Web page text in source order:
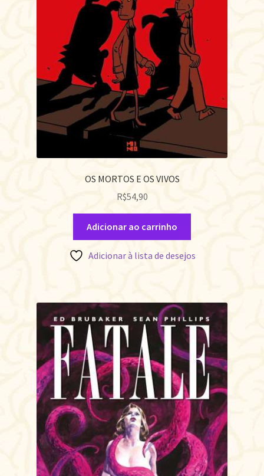
OS MORTOS E OS VIVOS
R$54,90
Adicionar ao carrinho
Adicionar à lista de desejos